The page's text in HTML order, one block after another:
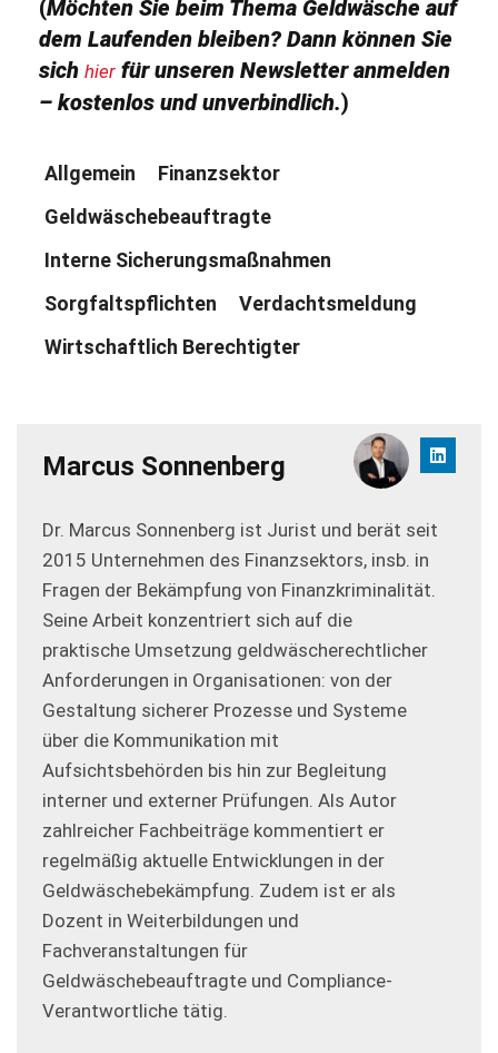
(Möchten Sie beim Thema Geldwäsche auf
dem Laufenden bleiben? Dann können Sie
sich hier für unseren Newsletter anmelden
– kostenlos und unverbindlich.)
Allgemein
Finanzsektor
Geldwäschebeauftragte
Interne Sicherungsmaßnahmen
Sorgfaltspflichten
Verdachtsmeldung
Wirtschaftlich Berechtigter
Marcus Sonnenberg
Dr. Marcus Sonnenberg ist Jurist und berät seit
2015 Unternehmen des Finanzsektors, insb. in
Fragen der Bekämpfung von Finanzkriminalität.
Seine Arbeit konzentriert sich auf die
praktische Umsetzung geldwäscherechtlicher
Anforderungen in Organisationen: von der
Gestaltung sicherer Prozesse und Systeme
über die Kommunikation mit
Aufsichtsbehörden bis hin zur Begleitung
interner und externer Prüfungen. Als Autor
zahlreicher Fachbeiträge kommentiert er
regelmäßig aktuelle Entwicklungen in der
Geldwäschebekämpfung. Zudem ist er als
Dozent in Weiterbildungen und
Fachveranstaltungen für
Geldwäschebeauftragte und Compliance-
Verantwortliche tätig.